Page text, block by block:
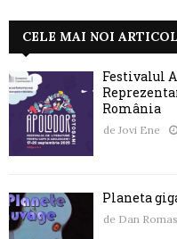
CELE MAI NOI
Festivalul
România
de Jovi Ene
Planeta
de Dan